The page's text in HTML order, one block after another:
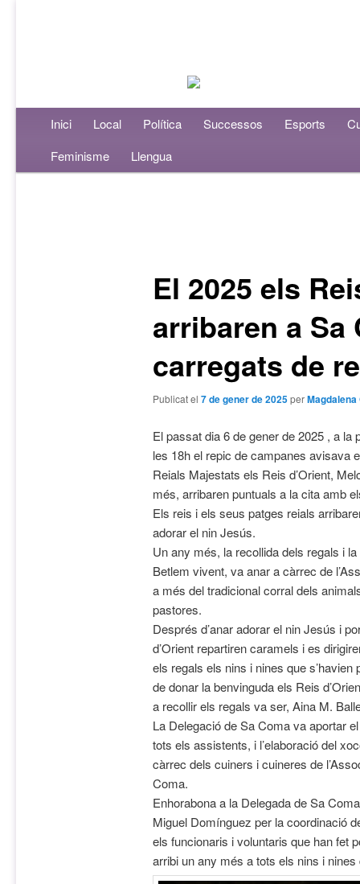
Menú principalAneu al contingut principal
Aneu al contingut secundari
Inici Local Política Successos Esports
Feminisme
Llengua
El 2025 els
arribaren a Sa
carregats de
Publicat el 7 de gener de 2025per
El passat dia 6 de gener de 2025 , a la
les 18h el repic de campanes avisava
Reials Majestats els Reis d’Orient,
més, arribaren puntuals a la cita amb
Els reis i els seus patges reials
adorar el nin Jesús.
Un any més, la recollida dels regals i
Betlem vivent, va anar a càrrec de
a més del tradicional corral dels
pastores.
Després d’anar adorar el nin Jesús i
d’Orient repartiren caramels i es
els regals els nins i nines que s’havien
de donar la benvinguda els Reis
a recollir els regals va ser, Aina M.
La Delegació de Sa Coma va aportar
tots els assistents, i l’elaboració del
càrrec dels cuiners i cuineres de
Coma.
Enhorabona a la Delegada de Sa
Miguel Domínguez per la coordinació
els funcionaris i voluntaris que han fet
arribi un any més a tots els nins i